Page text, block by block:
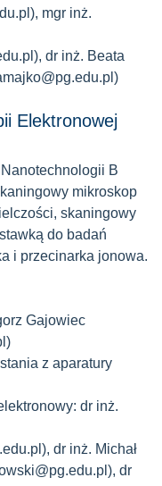
mgr inż.
dr inż. Beata
Elektronowej
B
mikroskop
skaningowy
do badań
i przecinarka jonowa.
Gajowiec
z aparatury
dr inż.
dr inż. Michał
dr